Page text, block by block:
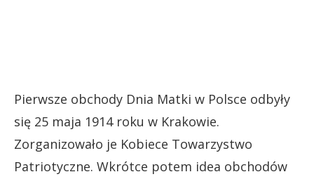
Pierwsze obchody Dnia Matki w Polsce odbyły
się 25 maja 1914 roku w Krakowie.
Zorganizowało je Kobiece Towarzystwo
Patriotyczne. Wkrótce potem idea obchodów